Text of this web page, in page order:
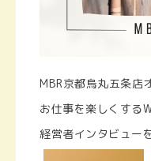
MBR京都烏丸五条店
お仕事を楽しくする
経営者インタビュー